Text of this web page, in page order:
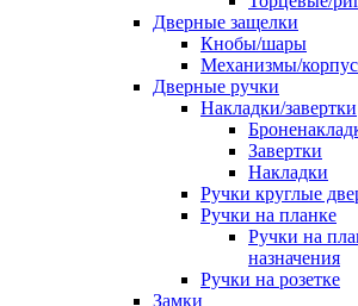
Дверные защелки
Кнобы/шары
Механизмы/
Дверные ручки
Накладки/завертки
Завертки
Накладки
Ручки круглые
Ручки на планке
Ручки на
назначения
Ручки на розетке
Замки